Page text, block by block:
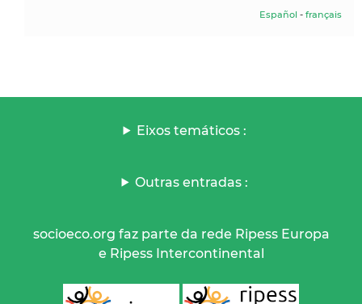
Español - français
Eixos temáticos :
Outras entradas :
socioeco.org faz parte da rede Ripess Europa
e Ripess Intercontinental